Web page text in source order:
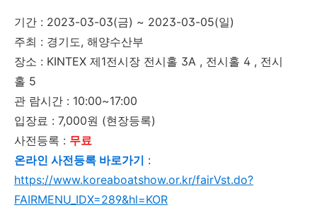
기간 : 2023-03-03(금) ~ 2023-03-05(일)
주최 : 경기도, 해양수산부
장소 : KINTEX 제1전시장 전시홀 3A , 전시홀 4 , 전시
홀 5
관 람시간 : 10:00~17:00
입장료 : 7,000원 (현장등록)
사전등록 : 무료
온라인 사전등록 바로가기 :
https://www.koreaboatshow.or.kr/fairVst.do?
FAIRMENU_IDX=289&hl=KOR